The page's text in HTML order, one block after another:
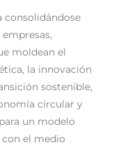
consolidándose
moldean el
la innovación
sostenible,
circular y
un modelo
el medio